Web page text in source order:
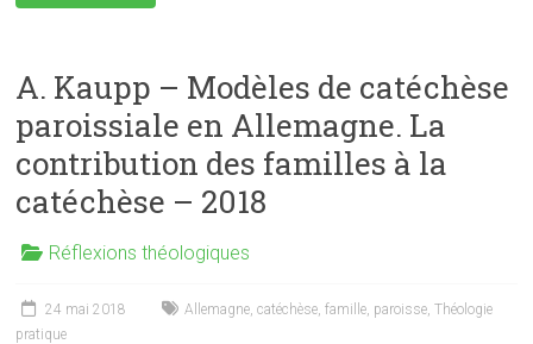
A. Kaupp – Modèles de catéchèse
paroissiale en Allemagne. La
contribution des familles à la
catéchèse – 2018
Réflexions théologiques
24 mai 2018 Allemagne,catéchèse,famille, paroisse,Théologie
pratique